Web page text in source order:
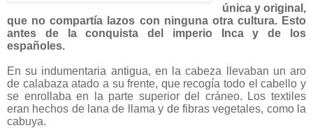
única y original,
que no compartía lazos con ninguna otra cultura. Esto
antes de la conquista del imperio Inca y de los
españoles.
En su indumentaria antigua, en la cabeza llevaban un aro
de calabaza atado a su frente, que recogía todo el cabello y
se enrollaba en la parte superior del cráneo. Los textiles
eran hechos de lana de llama y de fibras vegetales, como la
cabuya.